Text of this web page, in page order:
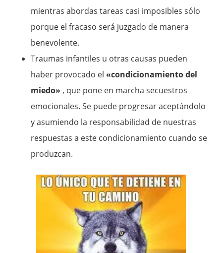
mientras abordas tareas casi imposibles sólo
porque el fracaso será juzgado de manera
benevolente.
Traumas infantiles u otras causas pueden
haber provocado el«condicionamiento del
miedo» , que pone en marcha secuestros
emocionales. Se puede progresar aceptándolo
y asumiendo la responsabilidad de nuestras
respuestas a este condicionamiento cuando se
produzcan.